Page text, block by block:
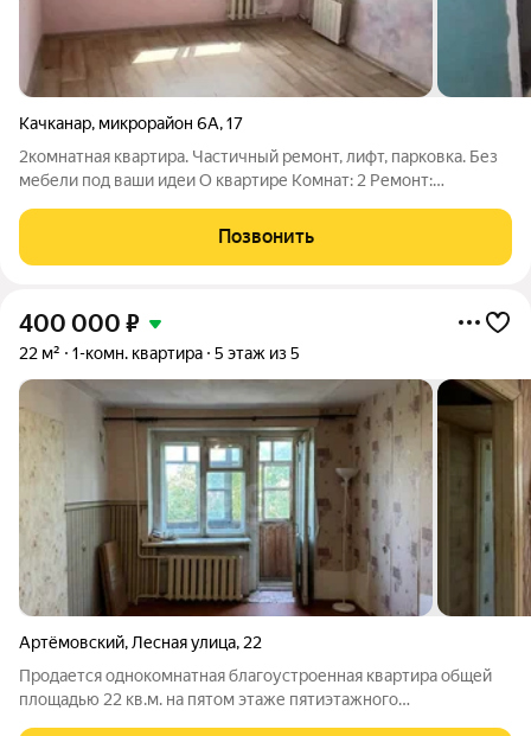
Качканар, микрорайон 6А,17
2комнатная квартира. Частичный ремонт, лифт, парковка. Без
мебели под ваши идеи О квартире Комнат: 2 Ремонт:
дизайн исключительно под вас Мебель: отсутствует квартира
как чистый лист.
Позвонить
400 000 ₽
22 м² 1-комн. квартира 5 этаж из 5
Артёмовский, Лесная улица, 22
Продается однокомнатная благоустроенная квартира общей
площадью 22 кв.м. на пятом этаже пятиэтажного